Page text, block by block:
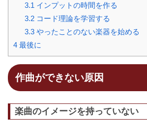
3.1 インプットの時間を作る
3.2コード理論を学習する
3.3やったことのない楽器を始める
4 最後に
作曲ができない原因
楽曲のイメージを持っていない